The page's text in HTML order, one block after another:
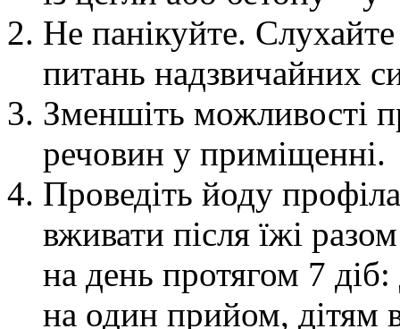
Не панікуйте.
питань надзвичайних
Зменшіть можливості
речовин у приміщенні.
Проведіть йоду
вживати після їжі
на день протягом 7
на один прийом, дітям